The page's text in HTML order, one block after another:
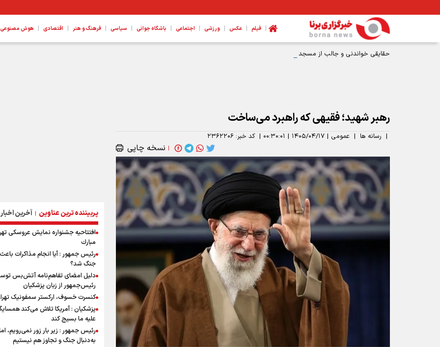
| فیلم | عکس | ورزشی | اجتماعی | باشگاه جوانی | سیاسی | فرهنگ و هنر | اقتصادی | هوش مصنوعی،
حقایقی خواندنی و جالب از مسجد کوفه
رهبر شهید؛ فقیهی که راهبرد می‌ساخت
| رسانه ها | عمومی | ۱۴۰۵/۰۴/۱۷ | ۰۰:۳۰:۰۱ | کد خبر: ۲۳۶۲۲۰۶
| نسخه چاپی
پربیننده ترین عناوین | آخرین اخبار
افتتاحیه جشنواره نمايش عروسكى
مبارك
رئیس جمهور : آیا انجام مذاکرات
جنگ شد؟
دلیل امضای تفاهم‌نامه آتش‌بس
رئیس‌جمهور از زبان پزشکیان
کنسرت خسوف، ارکستر سمفونیک
پزشکیان : آمریکا تلاش می‌کند
علیه ما بسیج کند
رئیس جمهور : زیر بار زور نمی‌رویم،
به‌دنبال جنگ و تجاوز هم نیستیم